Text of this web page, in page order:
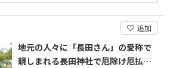
追加
地元の人々に「長田さん」の愛称で
親しまれる長田神社で厄除け厄払